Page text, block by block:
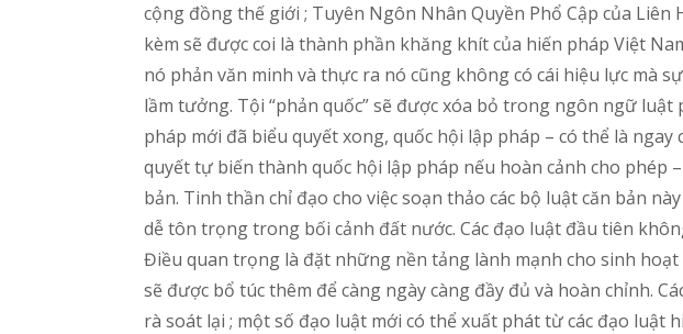
cộng đồng thế giới ; Tuyên Ngôn Nhân Quyền Phổ Cập của Liên
kèm sẽ được coi là thành phần khăng khít của hiến pháp Việt
nó phản văn minh và thực ra nó cũng không có cái hiệu lực mà
lầm tưởng. Tội “phản quốc” sẽ được xóa bỏ trong ngôn ngữ luật
pháp mới đã biểu quyết xong, quốc hội lập pháp – có thể là ngay
quyết tự biến thành quốc hội lập pháp nếu hoàn cảnh cho phép
bản. Tinh thần chỉ đạo cho việc soạn thảo các bộ luật căn bản
dễ tôn trọng trong bối cảnh đất nước. Các đạo luật đầu tiên
Điều quan trọng là đặt những nền tảng lành mạnh cho sinh hoạt
sẽ được bổ túc thêm để càng ngày càng đầy đủ và hoàn chỉnh.
rà soát lại ; một số đạo luật mới có thể xuất phát từ các đạo luật